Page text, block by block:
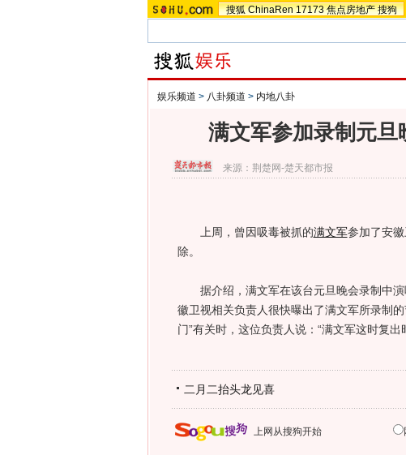
搜狐 ChinaRen 17173 焦点房地产 搜狗
娱乐频道 > 八卦频道 > 内地八卦
满文军参加录制元旦
来源： 荆楚网-楚天都市报
上周，曾因吸毒被抓的满文军参加了安
除。
据介绍，满文军在该台元旦晚会录制中演
徽卫视相关负责人很快曝出了满文军所录制
门”有关时，这位负责人说：“满文军这时复
二月二抬头龙见喜
上网从搜狗开始